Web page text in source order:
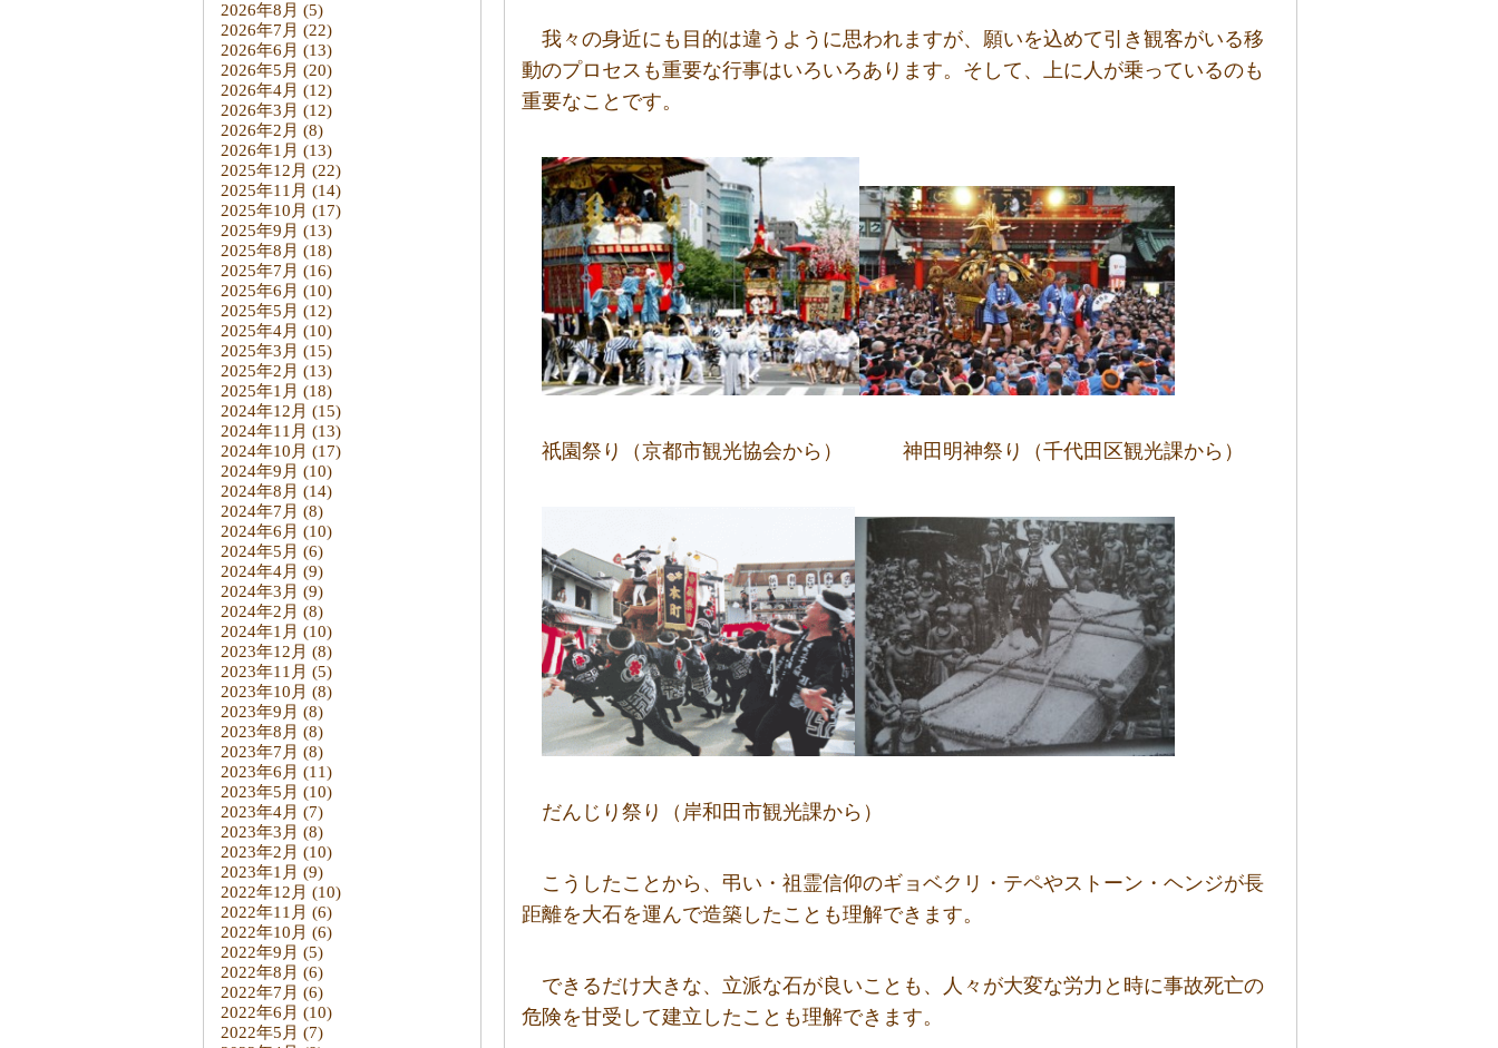
2026年8月 (5)
2026年7月 (22)
2026年6月 (13)
2026年5月 (20)
2026年4月 (12)
2026年3月 (12)
2026年2月 (8)
2026年1月 (13)
2025年12月 (22)
2025年11月 (14)
2025年10月 (17)
2025年9月 (13)
2025年8月 (18)
2025年7月 (16)
2025年6月 (10)
2025年5月 (12)
2025年4月 (10)
2025年3月 (15)
2025年2月 (13)
2025年1月 (18)
2024年12月 (15)
2024年11月 (13)
2024年10月 (17)
2024年9月 (10)
2024年8月 (14)
2024年7月 (8)
2024年6月 (10)
2024年5月 (6)
2024年4月 (9)
2024年3月 (9)
2024年2月 (8)
2024年1月 (10)
2023年12月 (8)
2023年11月 (5)
2023年10月 (8)
2023年9月 (8)
2023年8月 (8)
2023年7月 (8)
2023年6月 (11)
2023年5月 (10)
2023年4月 (7)
2023年3月 (8)
2023年2月 (10)
2023年1月 (9)
2022年12月 (10)
2022年11月 (6)
2022年10月 (6)
2022年9月 (5)
2022年8月 (6)
2022年7月 (6)
2022年6月 (10)
2022年5月 (7)
我々の身近にも目的は違うように思われますが、願いを込めて引き観客がいる移
動のプロセスも重要な行事はいろいろあります。そして、上に人が乗っているのも
重要なことです。
祇園祭り（京都市観光協会から） 神田明神祭り（千代田区観光課から）
だんじり祭り（岸和田市観光課から）
こうしたことから、弔い・祖霊信仰のギョベクリ・テペやストーン・ヘンジが長
距離を大石を運んで造築したことも理解できます。
できるだけ大きな、立派な石が良いことも、人々が大変な労力と時に事故死亡の
危険を甘受して建立したことも理解できます。